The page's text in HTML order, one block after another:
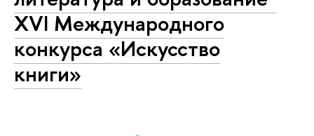
XVI Международного
конкурса «Искусство
книги»